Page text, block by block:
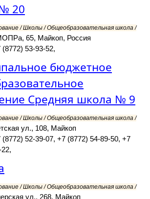
20
/ Школы / Общеобразовательная школа /
65, Майкоп, Россия
53-93-52,
бюджетное
Средняя школа № 9
/ Школы / Общеобразовательная школа /
ул., 108, Майкоп
52-39-07, +7 (8772) 54-89-50, +7
/ Школы / Общеобразовательная школа /
ул., 268, Майкоп